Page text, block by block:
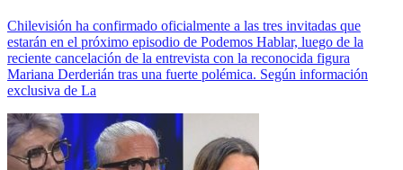
Chilevisión ha confirmado oficialmente a las tres invitadas que
estarán en el próximo episodio de Podemos Hablar, luego de la
reciente cancelación de la entrevista con la reconocida figura
Mariana Derderián tras una fuerte polémica. Según información
exclusiva de La